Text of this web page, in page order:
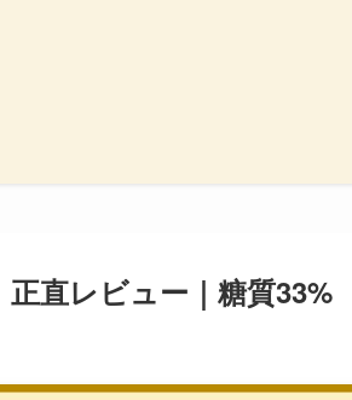
直レビュー｜糖質33%